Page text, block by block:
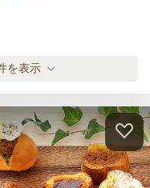
ローズ スタンダードプラン
2,500円/人
ローズ グルメプラン
3,000 円/人
を表示